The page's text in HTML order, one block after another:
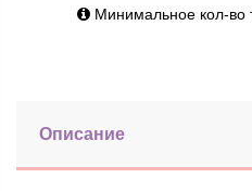
Минимальное кол-во
Описание